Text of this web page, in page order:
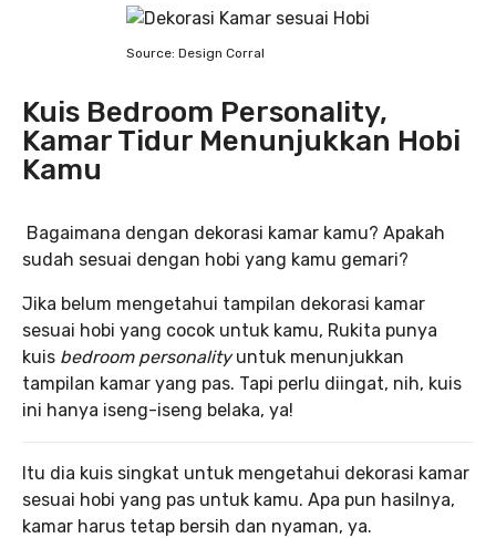
Source: Design Corral
Kuis Bedroom Personality,
Kamar Tidur Menunjukkan Hobi
Kamu
Bagaimana dengan dekorasi kamar kamu? Apakah
sudah sesuai dengan hobi yang kamu gemari?
Jika belum mengetahui tampilan dekorasi kamar
sesuai hobi yang cocok untuk kamu, Rukita punya
kuis bedroom personalityuntuk menunjukkan
tampilan kamar yang pas. Tapi perlu diingat, nih, kuis
ini hanya iseng-iseng belaka, ya!
Itu dia kuis singkat untuk mengetahui dekorasi kamar
sesuai hobi yang pas untuk kamu. Apa pun hasilnya,
kamar harus tetap bersih dan nyaman, ya.